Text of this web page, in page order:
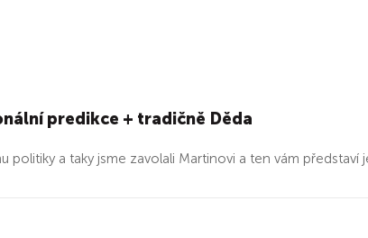
predikce + tradičně Děda
politiky a taky jsme zavolali Martinovi a ten vám představí